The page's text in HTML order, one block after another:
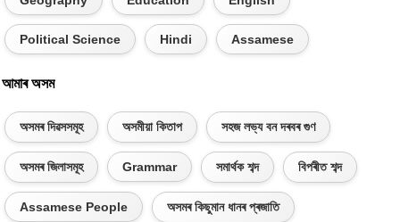
Political Science Hindi Assamese
আমাৰ অসম
অসমৰ দিৱসসমূহ অসমীয়া কিতাপ সহজ লভ্য বন দৰবৰ গুণ
অসমৰ জিলাসমূহ Grammar সমাৰ্থক শব্দ বিপৰীত শব্দ
Assamese People অসমৰ কিছুমান ধানৰ প্ৰজাতি